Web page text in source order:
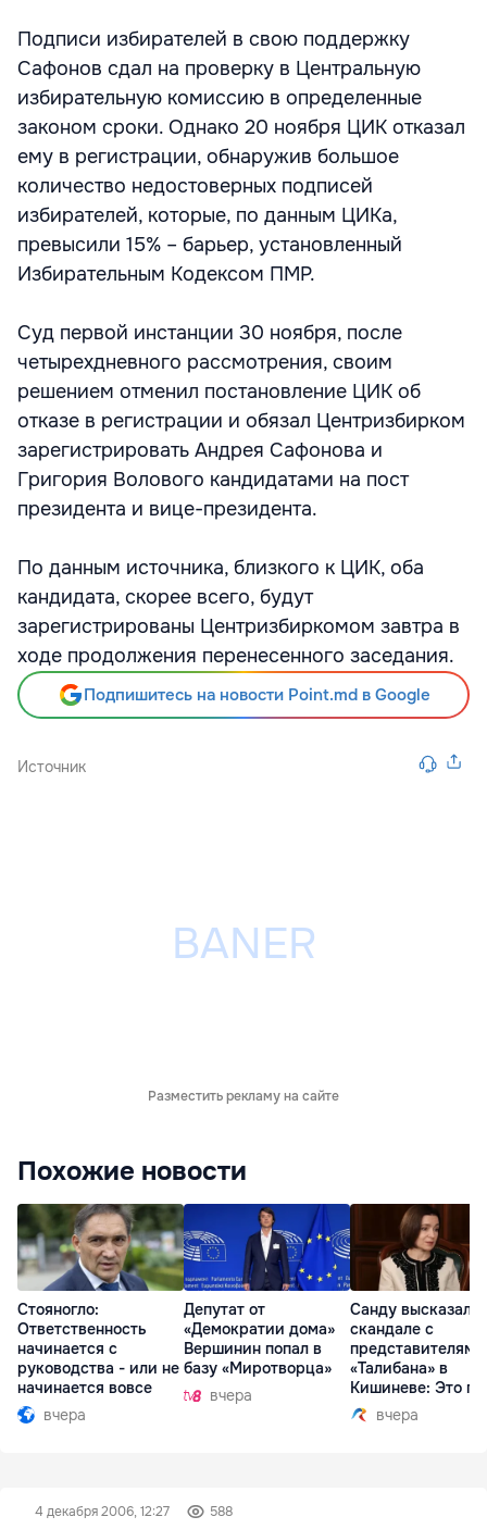
Подписи избирателей в свою поддержку
Сафонов сдал на проверку в Центральную
избирательную комиссию в определенные
законом сроки. Однако 20 ноября ЦИК отказал
ему в регистрации, обнаружив большое
количество недостоверных подписей
избирателей, которые, по данным ЦИКа,
превысили 15% – барьер, установленный
Избирательным Кодексом ПМР.
Суд первой инстанции 30 ноября, после
четырехдневного рассмотрения, своим
решением отменил постановление ЦИК об
отказе в регистрации и обязал Центризбирком
зарегистрировать Андрея Сафонова и
Григория Волового кандидатами на пост
президента и вице-президента.
По данным источника, близкого к ЦИК, оба
кандидата, скорее всего, будут
зарегистрированы Центризбиркомом завтра в
ходе продолжения перенесенного заседания.
Подпишитесь на новости Point.md в Google
Источник
Разместить рекламу на сайте
Похожие новости
Стояногло:
Ответственность
начинается с
руководства - или не
начинается вовсе
вчера
Депутат от
«Демократии дома»
Вершинин попал в
базу «Миротворца»
вчера
Санду
скандале с
представителями
«Талибана» в
Кишиневе: Это
вчера
4 декабря 2006, 12:27 588